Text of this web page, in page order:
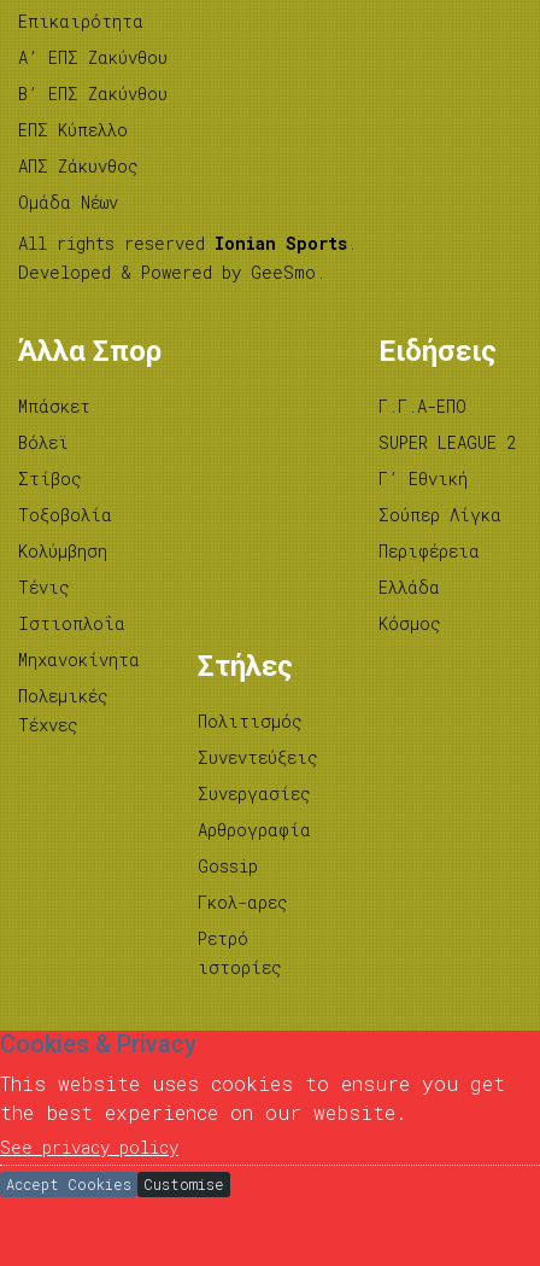
Επικαιρότητα
A’ ΕΠΣ Ζακύνθου
B’ ΕΠΣ Ζακύνθου
ΕΠΣ Κύπελλο
ΑΠΣ Ζάκυνθος
Ομάδα Νέων
All rights reserved Ionian Sports .
Developed & Powered by GeeSmo .
Άλλα Σπορ
Μπάσκετ
Βόλεϊ
Στίβος
Tοξοβολία
Κολύμβηση
Τένις
Ιστιοπλοΐα
Μηχανοκίνητα
Πολεμικές
Τέχνες
Ειδήσεις
Γ.Γ.Α-ΕΠΟ
SUPER LEAGUE 2
Γ’ Εθνική
Σούπερ Λίγκα
Περιφέρεια
Ελλάδα
Κόσμος
Στήλες
Πολιτισμός
Συνεντεύξεις
Συνεργασίες
Αρθρογραφία
Gossip
Γκολ-αρες
Ρετρό
ιστορίες
Cookies & Privacy
This website uses cookies to ensure you get
the best experience on our website.
See privacy policy
Accept Cookies Customise